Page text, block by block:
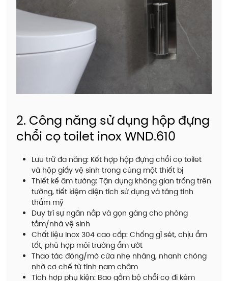
2. Công năng sử dụng hộp đựng
chổi cọ toilet inox WND.610
Lưu trữ đa năng: Kết hợp hộp đựng chổi cọ toilet
và hộp giấy vệ sinh trong cùng một thiết bị
Thiết kế âm tường: Tận dụng không gian trống trên
tường, tiết kiệm diện tích sử dụng và tăng tính
thẩm mỹ
Duy trì sự ngăn nắp và gọn gàng cho phòng
tắm/nhà vệ sinh
Chất liệu Inox 304 cao cấp: Chống gỉ sét, chịu ẩm
tốt, phù hợp môi trường ẩm ướt
Thao tác đóng/mở cửa nhẹ nhàng, nhanh chóng
nhờ cơ chế từ tính nam châm
Tích hợp phụ kiện: Bao gồm bộ chổi cọ đi kèm